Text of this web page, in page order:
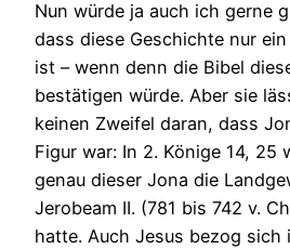
Nun würde ja auch ich gerne
dass diese Geschichte nur
ist – wenn denn die Bibel
bestätigen würde. Aber sie
keinen Zweifel daran, dass
Figur war: In 2. Könige 14, 25
genau dieser Jona die
Jerobeam II. (781 bis 742 v.
hatte. Auch Jesus bezog sich